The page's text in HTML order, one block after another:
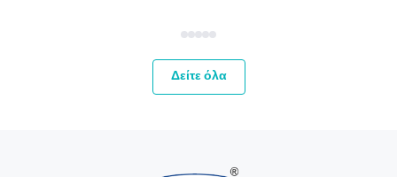
επίστρωσης υπεριώδους ακτινοβολίας).
Χρησιμοποιούνται διάφοροι τύποι ενώσεων για την
επίστρωση χαρτιού. Οι χημ...Δείτε όλα